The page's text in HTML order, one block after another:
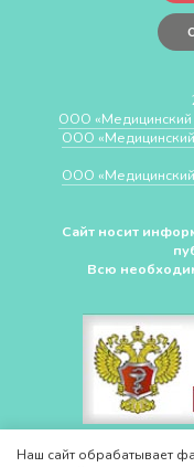
ООО «Медицинский
ООО «Медицинский
ООО «Медицинский
Сайт носит
Всю
Наш сайт обрабатывает